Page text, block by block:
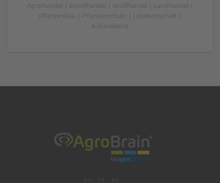
Agrarhandel | Einzelhandel | Großhandel | Landhandel |
Pflanzenbau | Pflanzenschutz | Landwirtschaft |
Außendienst